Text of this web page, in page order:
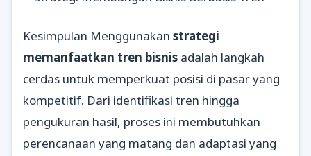
Kesimpulan Menggunakan strategi
memanfaatkan tren bisnis adalah langkah
cerdas untuk memperkuat posisi di pasar yang
kompetitif. Dari identifikasi tren hingga
pengukuran hasil, proses ini membutuhkan
perencanaan yang matang dan adaptasi yang